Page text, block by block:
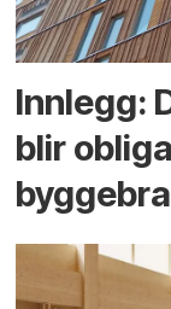
Innlegg:
blir